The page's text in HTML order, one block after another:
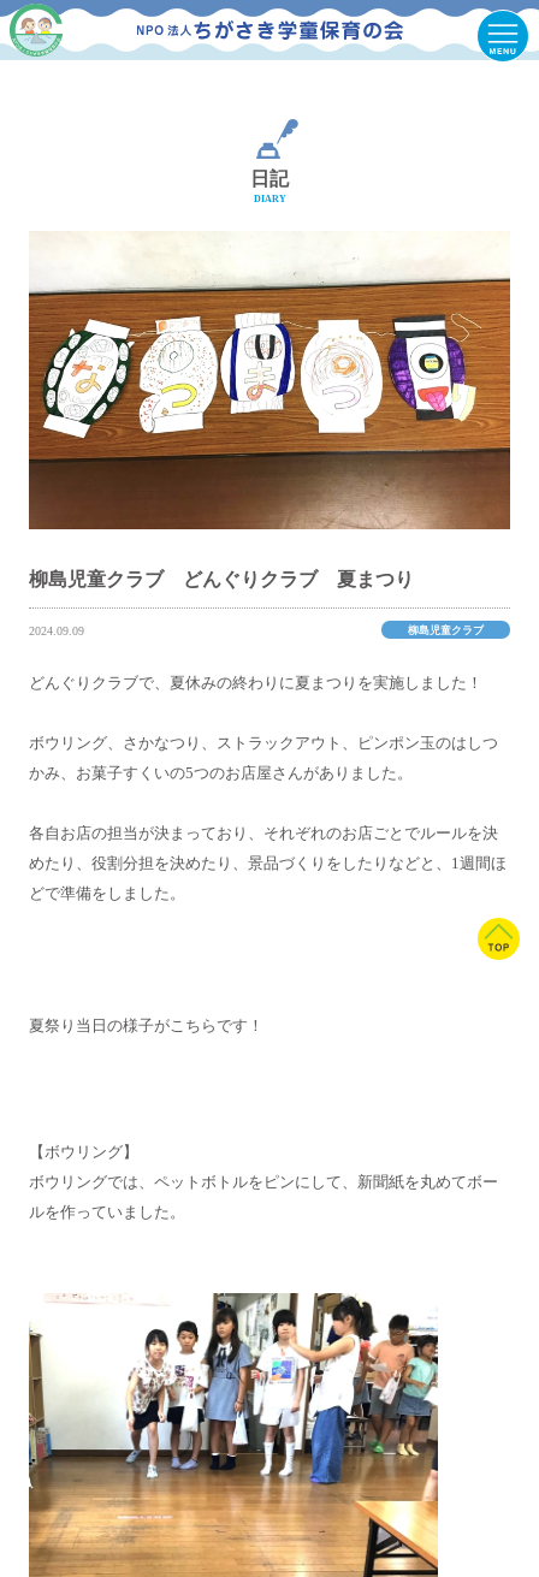
日記
DIARY
柳島児童クラブ どんぐりクラブ 夏まつり
2024.09.09 柳島児童クラブ
どんぐりクラブで、夏休みの終わりに夏まつりを実施しました！
ボウリング、さかなつり、ストラックアウト、ピンポン玉のはしつ
かみ、お菓子すくいの5つのお店屋さんがありました。
各自お店の担当が決まっており、それぞれのお店ごとでルールを決
めたり、役割分担を決めたり、景品づくりをしたりなどと、1週間ほ
どで準備をしました。
夏祭り当日の様子がこちらです！
【ボウリング】
ボウリングでは、ペットボトルをピンにして、新聞紙を丸めてボー
ルを作っていました。